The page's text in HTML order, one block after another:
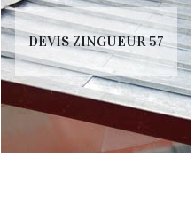
DEVIS ZINGUEUR 57